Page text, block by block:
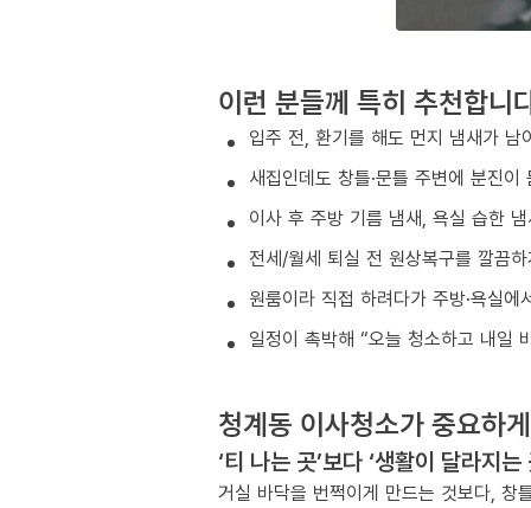
이런 분들께 특히 추천합니
입주 전, 환기를 해도 먼지 냄새가 남
새집인데도 창틀·문틀 주변에 분진이
이사 후 주방 기름 냄새, 욕실 습한
전세/월세 퇴실 전 원상복구를 깔끔
원룸이라 직접 하려다가 주방·욕실에
일정이 촉박해 “오늘 청소하고 내일
청계동 이사청소가 중요하
‘티 나는 곳’보다 ‘생활이 달라지
거실 바닥을 번쩍이게 만드는 것보다, 창